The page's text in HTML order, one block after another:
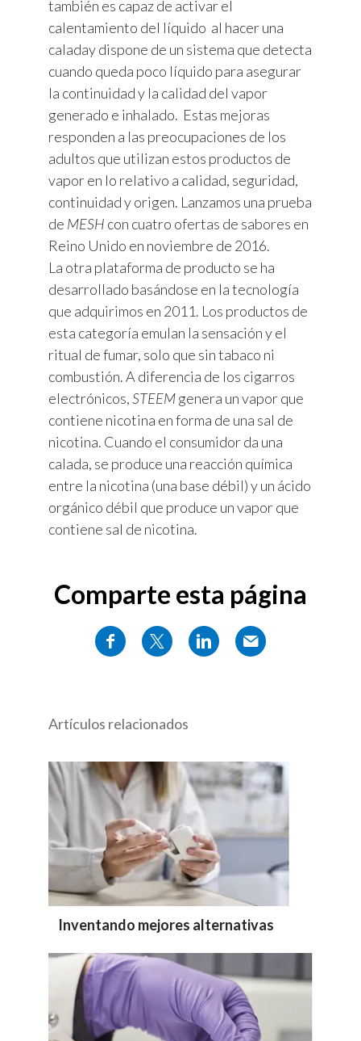
también es capaz de activar el
calentamiento del líquido al hacer una
caladay dispone de un sistema que detecta
cuando queda poco líquido para asegurar
la continuidad y la calidad del vapor
generado e inhalado. Estas mejoras
responden a las preocupaciones de los
adultos que utilizan estos productos de
vapor en lo relativo a calidad, seguridad,
continuidad y origen. Lanzamos una prueba
de MESH con cuatro ofertas de sabores en
Reino Unido en noviembre de 2016.
La otra plataforma de producto se ha
desarrollado basándose en la tecnología
que adquirimos en 2011. Los productos de
esta categoría emulan la sensación y el
ritual de fumar, solo que sin tabaco ni
combustión. A diferencia de los cigarros
electrónicos,STEEMgenera un vapor que
contiene nicotina en forma de una sal de
nicotina. Cuando el consumidor da una
calada, se produce una reacción química
entre la nicotina (una base débil) y un ácido
orgánico débil que produce un vapor que
contiene sal de nicotina.
Comparte esta página
Artículos relacionados
Inventando mejores alternativas